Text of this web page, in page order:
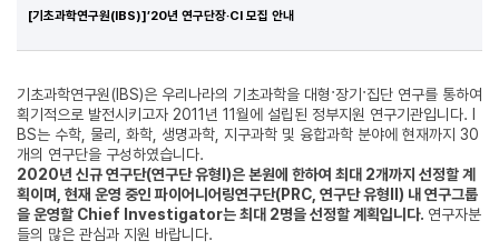
[기초과학연구원(IBS)]’20년 연구단장·CI 모집 안내
기초과학연구원(IBS)은 우리나라의 기초과학을 대형·장기·집단 연구를 통하여
획기적으로 발전시키고자 2011년 11월에 설립된 정부지원 연구기관입니다. I
BS는 수학, 물리, 화학, 생명과학, 지구과학 및 융합과학 분야에 현재까지 30
개의 연구단을 구성하였습니다.
2020년 신규 연구단(연구단 유형Ⅰ)은 본원에 한하여 최대 2개까지 선정할 계
획이며, 현재 운영 중인 파이어니어링연구단(PRC, 연구단 유형Ⅱ) 내 연구그룹
을 운영할 Chief Investigator는 최대 2명을 선정할 계획입니다. 연구자분
들의 많은 관심과 지원 바랍니다.